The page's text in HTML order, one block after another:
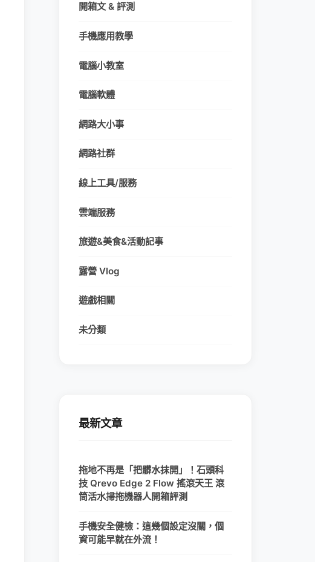
開箱文 & 評測
手機應用教學
電腦小教室
電腦軟體
網路大小事
網路社群
線上工具/服務
雲端服務
旅遊&美食&活動記事
露營 Vlog
遊戲相關
未分類
最新文章
拖地不再是「把髒水抹開」！石頭科
技 Qrevo Edge 2 Flow 搖滾天王 滾
筒活水掃拖機器人開箱評測
手機安全健檢：這幾個設定沒關，個
資可能早就在外流！